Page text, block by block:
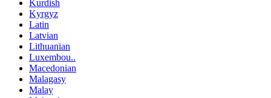
Kurdish
Kyrgyz
Latin
Latvian
Lithuanian
Luxembou..
Macedonian
Malagasy
Malay